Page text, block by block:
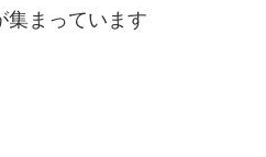
集まっています